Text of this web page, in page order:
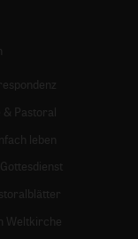
& Pastoral
leben
Gottesdienst
Weltkirche